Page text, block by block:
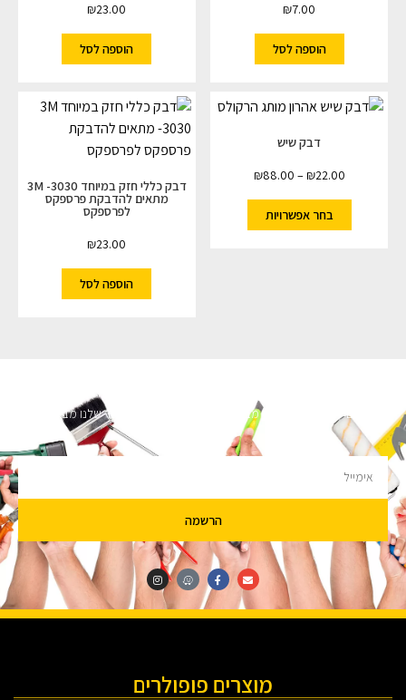
₪7.00
הוספה לסל
₪23.00
הוספה לסל
דבק שיש
₪22.00
–
₪88.00
בחר אפשרויות
דבק כללי חזק במיוחד 3M -3030
מתאים להדבקת פרספקס
לפרספקס
₪23.00
הוספה לסל
השארו מעודכנים
מעוניינים לקבל עדכונים על מבצעים והנחות הירשמו לניוזלטר שלנו מבטיחים לא
הרשמה
מוצרים פופולרים